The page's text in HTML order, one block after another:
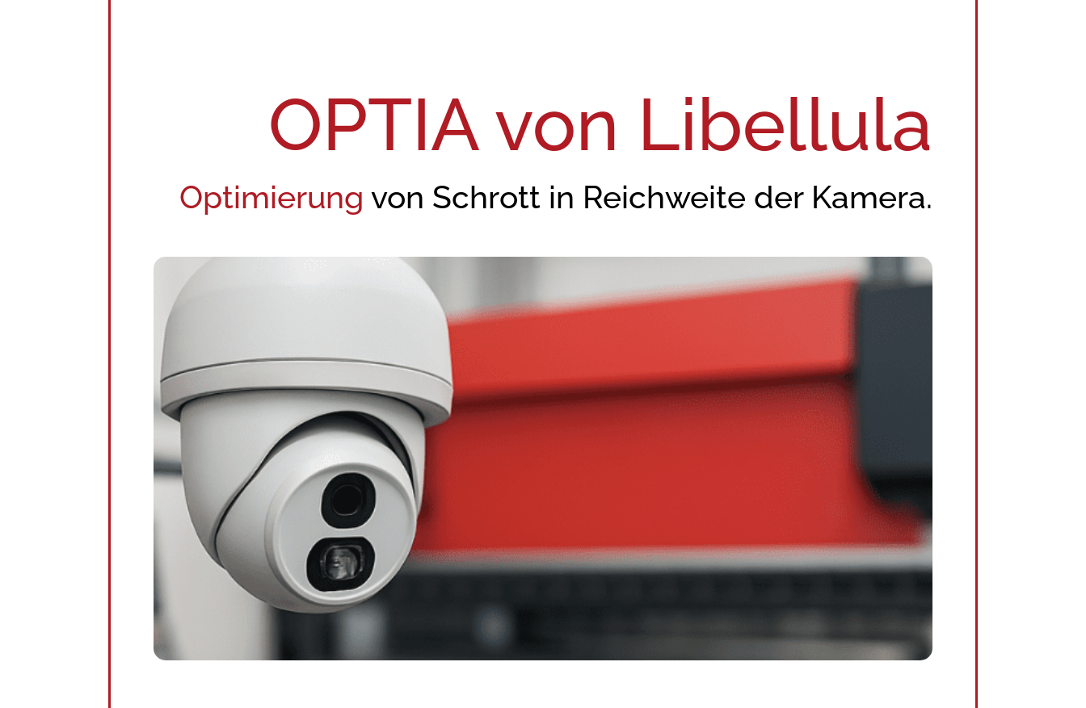
OPTIA von Libellula
Optimierung von Schrott in Reichweite der Kamera.